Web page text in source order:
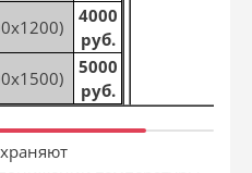
4000
руб.
5000
руб.